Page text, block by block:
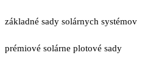
základné sady solárnych systémov
prémiové solárne plotové sady